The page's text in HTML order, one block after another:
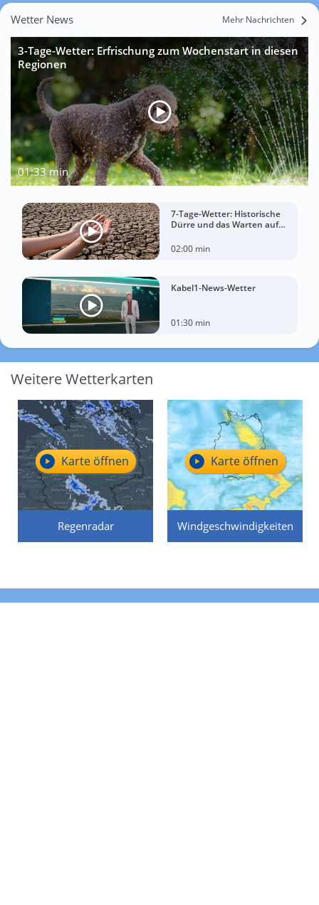
Wetter News Mehr Nachrichten
3-Tage-Wetter: Erfrischung zum Wochenstart in diesen
Regionen
01:33 min
7-Tage-Wetter: Historische
Dürre und das Warten auf
02:00 min
Kabel1-News-Wetter
01:30 min
Weitere Wetterkarten
Regenradar
Karte öffnen
Windgeschwindigkeiten
Karte öffnen